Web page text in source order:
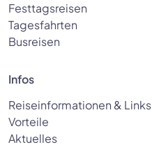
Festtagsreisen
Tagesfahrten
Busreisen
Infos
Reiseinformationen & Links
Vorteile
Aktuelles